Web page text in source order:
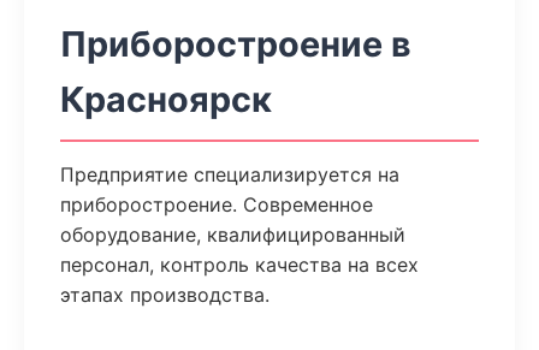
Приборостроение в
Красноярск
Предприятие специализируется на
приборостроение. Современное
оборудование, квалифицированный
персонал, контроль качества на всех
этапах производства.